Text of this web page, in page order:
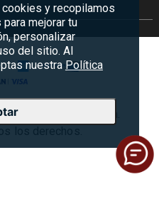
y recopilamos
mejorar tu
personalizar
del sitio. Al
nuestra Política
Siman
y garantías
del sitio
ofertas
Siman Costa Rica.